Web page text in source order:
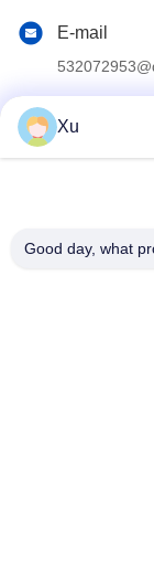
E-mail
Xu
Good day, what